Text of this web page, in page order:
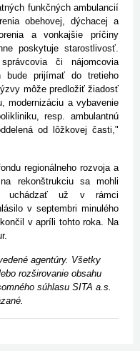
funkčných ambulancií
obehovej, dýchacej a
a vonkajšie príčiny
poskytuje starostlivosť.
či nájomcovia
bude prijímať do tretieho
môže predložiť žiadosť
modernizáciu a vybavenie
resp. ambulantnú
od lôžkovej časti,"
regionálneho rozvoja a
rekonštrukciu sa mohli
uchádzať už v rámci
v septembri minulého
v apríli tohto roka. Na
agentúry. Všetky
rozširovanie obsahu
súhlasu SITA a.s.